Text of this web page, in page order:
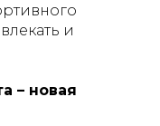
и
– новая